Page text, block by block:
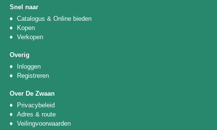
Snel naar
Catalogus & Online bieden
Kopen
Verkopen
Overig
Inloggen
Registreren
Over De Zwaan
Privacybeleid
Adres & route
Veilingvoorwaarden